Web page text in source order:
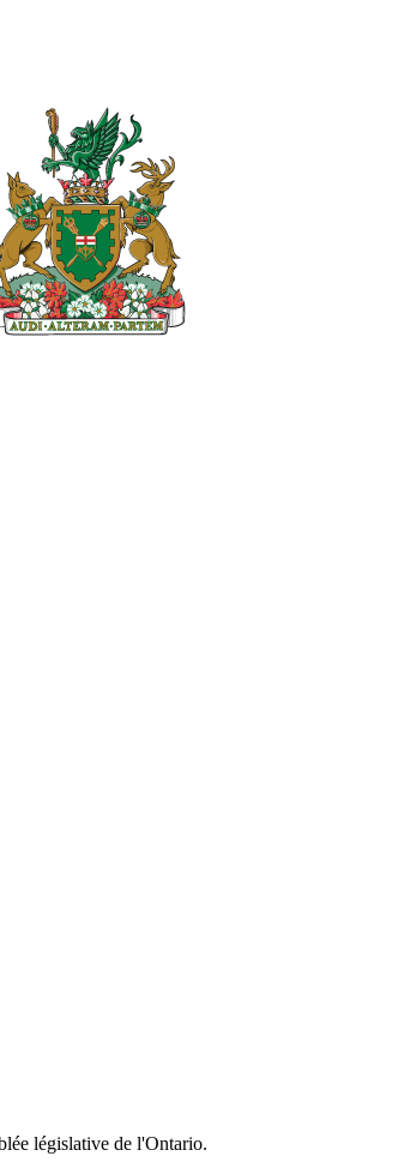
législative de l'Ontario.